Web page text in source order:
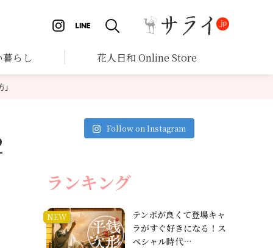
らし 花人日和 Online Store
Follow on Instagram
ランキング
NEW
テンポが良くて登場キャ
ラがすぐ好きになる！ス
ペシャル時代…